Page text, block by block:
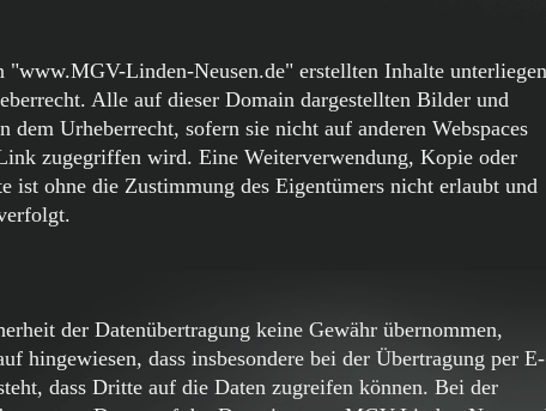
"www.MGV-Linden-Neusen.de" erstellten Inhalte unterliegen
Alle auf dieser Domain dargestellten Bilder und
dem Urheberrecht, sofern sie nicht auf anderen Webspaces
zugegriffen wird. Eine Weiterverwendung, Kopie oder
ist ohne die Zustimmung des Eigentümers nicht erlaubt und
der Datenübertragung keine Gewähr übernommen,
hingewiesen, dass insbesondere bei der Übertragung per E-
dass Dritte auf die Daten zugreifen können. Bei der